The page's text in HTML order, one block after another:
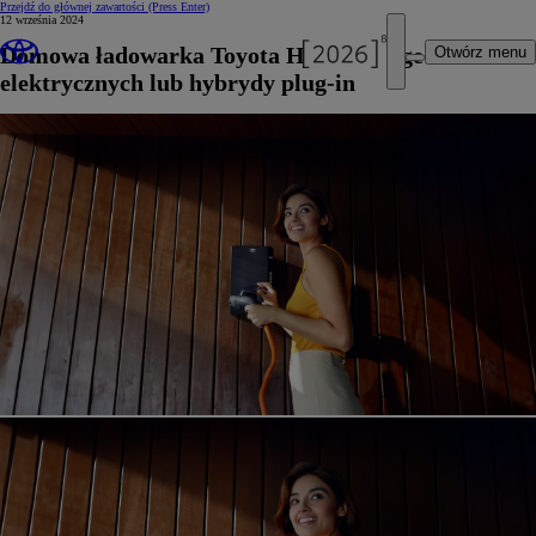
Przejdź do głównej zawartości (Press Enter)
Otwórz menu
12 września 2024
Domowa ładowarka Toyota HomeCharge do aut
elektrycznych lub hybrydy plug-in